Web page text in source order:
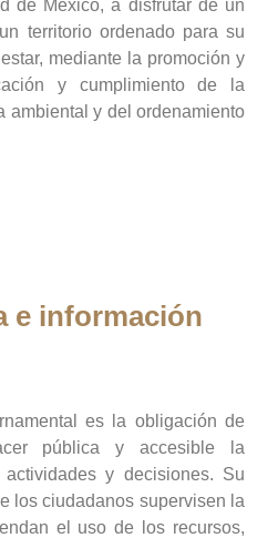
de México, a disfrutar de un
territorio ordenado para su
mediante la promoción y
y cumplimiento de la
ambiental y del ordenamiento
e información
es la obligación de
pública y accesible la
y decisiones. Su
los ciudadanos supervisen la
el uso de los recursos,